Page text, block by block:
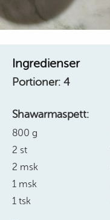
Ingredienser
Portioner: 4
Shawarmaspett:
800 g
2 st
2 msk
1 msk
1 tsk